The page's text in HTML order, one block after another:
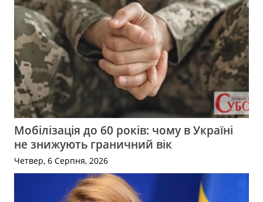
Мобілізація до 60 років: чому в Україні
не знижують граничний вік
Четвер, 6 Серпня, 2026